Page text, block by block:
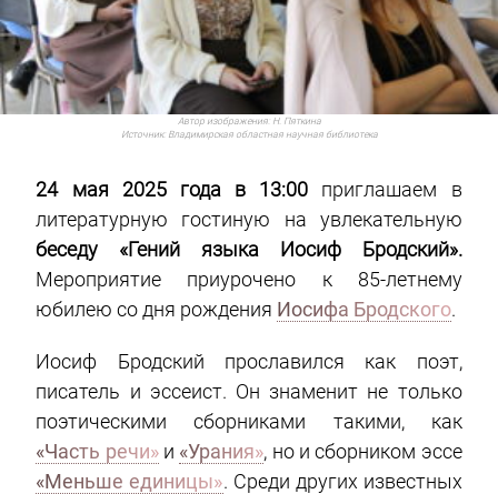
Автор изображения: Н. Пяткина
Источник: Владимирская областная научная библиотека
24 мая 2025 года в 13:00 приглашаем в
литературную гостиную на увлекательную
беседу «Гений языка Иосиф Бродский».
Мероприятие приурочено к 85-летнему
юбилею со дня рождения Иосифа Бродского.
Иосиф Бродский прославился как поэт,
писатель и эссеист. Он знаменит не только
поэтическими сборниками такими, как
«Часть речи»и «Урания», но и сборником эссе
«Меньше единицы». Среди других известных